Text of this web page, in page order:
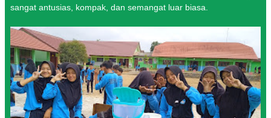
sangat antusias, kompak, dan semangat luar biasa.